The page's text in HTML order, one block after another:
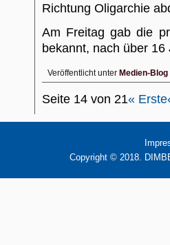
Richtung Oligarchie
Am Freitag gab die
bekannt, nach über
Veröffentlicht unter Medien-Blog
Seite 14 von 21« Erste
Copyright © 2018.